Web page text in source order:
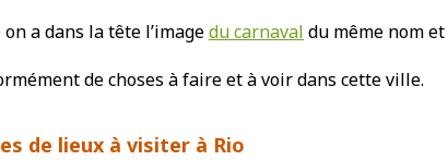
a dans la tête l’imagedu carnaval du même nom et
de choses à faire et à voir dans cette ville.
de lieux à visiter à Rio